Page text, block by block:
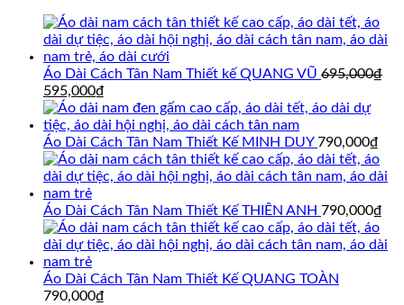
Áo Dài Cách Tân Nam Thiết kế QUANG VŨ 695,000₫
Giá
gốc
là:
695,000₫.
595,000₫
hiện
tại
là:
595,000₫.
Áo Dài Cách Tân Nam Thiết Kế MINH DUY 790,000₫
Áo Dài Cách Tân Nam Thiết Kế THIÊN ANH 790,000₫
Áo Dài Cách Tân Nam Thiết Kế QUANG TOÀN
790,000₫